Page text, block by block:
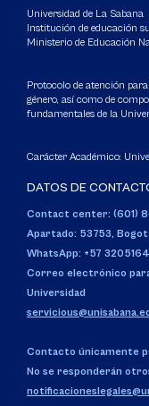
Universidad de La Sabana
Institución de educación
Ministerio de Educación
Protocolo de atención
género, así como de
fundamentales de la
Carácter Académico:
DATOS DE
Contact center: (601)
Apartado: 53753,
WhatsApp: +57
Correo electrónico
Universidad
Contacto únicamente
No se responderán